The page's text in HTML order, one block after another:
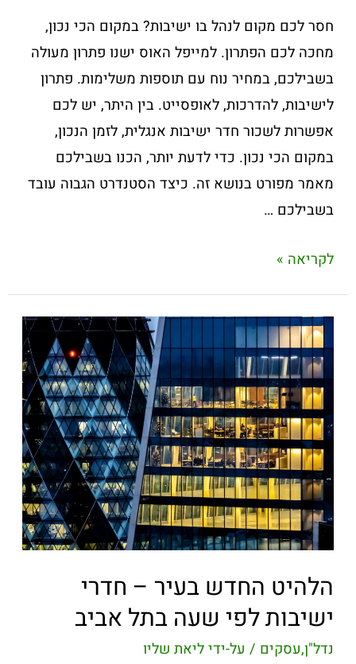
חסר לכם מקום לנהל בו ישיבות? במקום הכי נכון,
מחכה לכם הפתרון. למייפל האוס ישנו פתרון מעולה
בשבילכם, במחיר נוח עם תוספות משלימות. פתרון
לישיבות, להדרכות, לאופסייט. בין היתר, יש לכם
אפשרות לשכור חדר ישיבות אנגלית, לזמן הנכון,
במקום הכי נכון. כדי לדעת יותר, הכנו בשבילכם
מאמר מפורט בנושא זה. כיצד הסטנדרט הגבוה עובד
בשבילכם …
לקריאה »
הלהיט החדש בעיר – חדרי
ישיבות לפי שעה בתל אביב
נדל"ן,עסקים / על-ידיליאת שליו